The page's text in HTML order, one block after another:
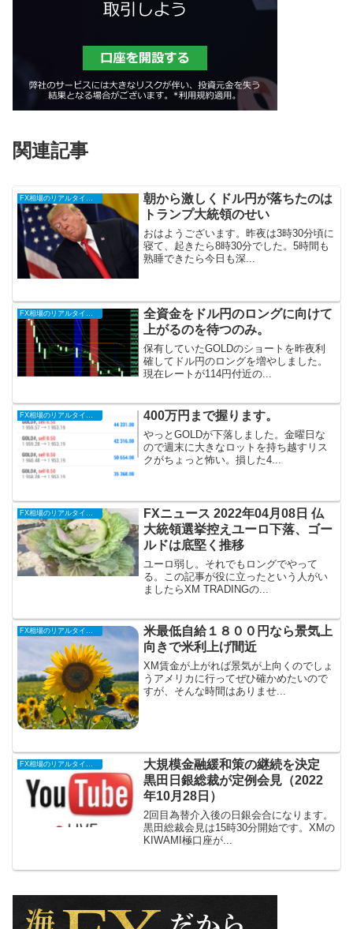
関連記事
FX相場のリアルタイム情報
朝から激しくドル円が落ちたのは
トランプ大統領のせい
おはようございます。昨夜は3時30分頃に
寝て、起きたら8時30分でした。5時間も
熟睡できたら今日も深...
全資金をドル円のロングに向けて
上がるのを待つのみ。
保有していたGOLDのショートを昨夜利
確してドル円のロングを増やしました。
現在レートが114円付近の...
FX相場のリアルタイム情報 400万円まで握ります。
やっとGOLDが下落しました。金曜日な
ので週末に大きなロットを持ち越すリス
クがちょっと怖い。損した4...
FXニュース 2022年04月08日 仏
大統領選挙控えユーロ下落、ゴー
ルドは底堅く推移
ユーロ弱し。それでもロングでやって
る。この記事が役に立ったという人がい
ましたらXM TRADINGの...
FX相場のリアルタイム情報
米最低自給１８００円なら景気上
向きで米利上げ間近
XM賃金が上がれば景気が上向くのでしょ
うアメリカに行ってぜひ確かめたいので
すが、そんな時間はありませ...
大規模金融緩和策の継続を決定
黒田日銀総裁が定例会見（2022
年10月28日）
2回目為替介入後の日銀会合になります。
黒田総裁会見は15時30分開始です。XMの
KIWAMI極口座が...